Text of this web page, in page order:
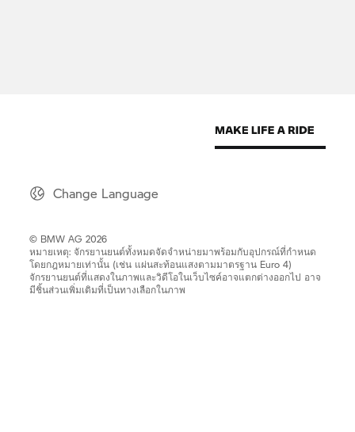
Change Language
© BMW AG 2026
หมายเหตุ: จักรยานยนต์ทั้งหมดจัดจำหน่ายมาพร้อมกับอุปกรณ์ที่กำหนด
โดยกฎหมายเท่านั้น (เช่น แผ่นสะท้อนแสงตามมาตรฐาน Euro 4)
จักรยานยนต์ที่แสดงในภาพและวิดีโอในเว็บไซค์อาจแตกต่างออกไป อาจ
มีชิ้นส่วนเพิ่มเติมที่เป็นทางเลือกในภาพ